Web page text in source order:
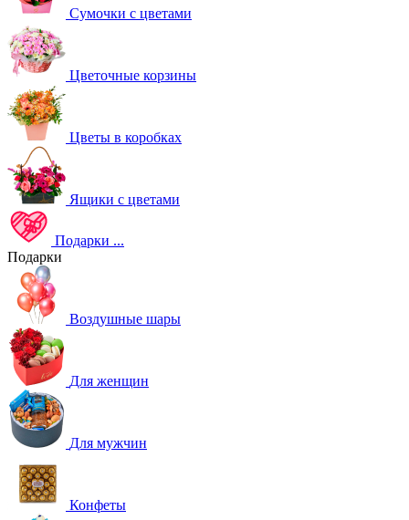
Сумочки с цветами
Цветочные корзины
Цветы в коробках
Ящики с цветами
Подарки ...
Подарки
Воздушные шары
Для женщин
Для мужчин
Конфеты